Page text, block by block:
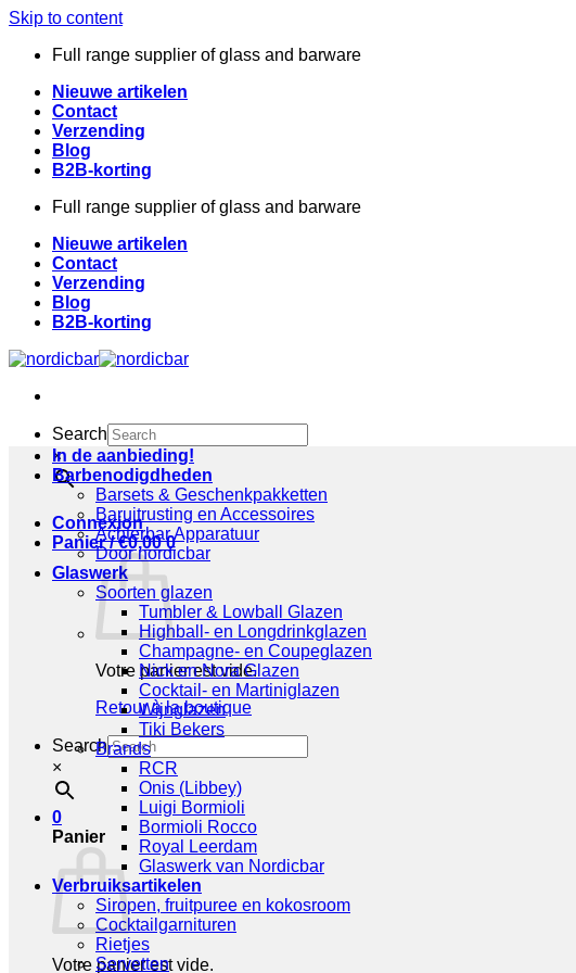
Skip to content
Full range supplier of glass and barware
Nieuwe artikelen
Contact
Verzending
Blog
B2B-korting
Full range supplier of glass and barware
Nieuwe artikelen
Contact
Verzending
Blog
B2B-korting
Search
×
Connexion
Panier /€0,00 0
Votre panier est vide.
Retour à la boutique
Search
×
0
Panier
Votre panier est vide.
In de aanbieding!
Barbenodigdheden
Barsets & Geschenkpakketten
Baruitrusting en Accessoires
Achterbar Apparatuur
Door nordicbar
Glaswerk
Soorten glazen
Tumbler & Lowball Glazen
Highball- en Longdrinkglazen
Champagne- en Coupeglazen
Nick en Nora Glazen
Cocktail- en Martiniglazen
Wijnglazen
Tiki Bekers
Brands
RCR
Onis (Libbey)
Luigi Bormioli
Bormioli Rocco
Royal Leerdam
Glaswerk van Nordicbar
Verbruiksartikelen
Siropen, fruitpuree en kokosroom
Cocktailgarnituren
Rietjes
Servetten